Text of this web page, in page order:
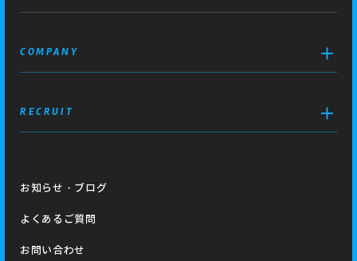
COMPANY
RECRUIT
お知らせ・ブログ
よくあるご質問
お問い合わせ